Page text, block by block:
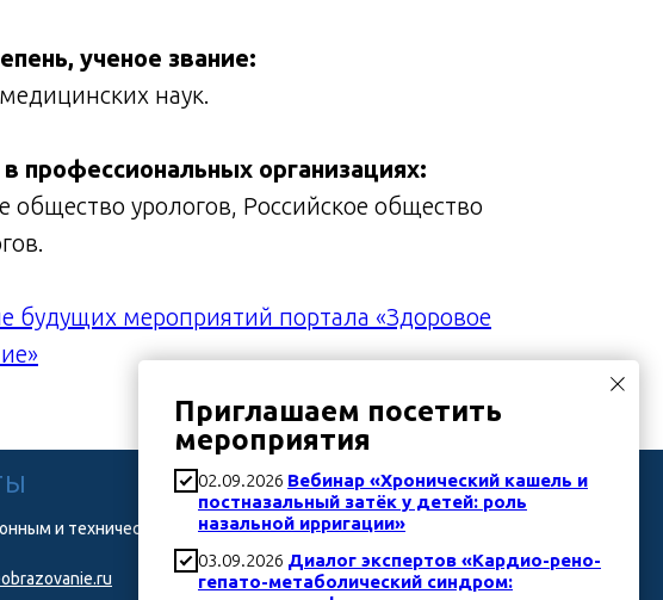
ученое звание:
наук.
профессиональных организациях:
общество урологов, Российское общество
будущих мероприятий портала «Здоровое
Приглашаем посетить
мероприятия
02.09.2026 Вебинар «Хронический кашель и
постназальный затёк у детей: роль
назальной ирригации»
03.09.2026 Диалог экспертов «Кардио-рено-
гепато-метаболический синдром:
и техническим
Телефон
8 (499) 322 28 30